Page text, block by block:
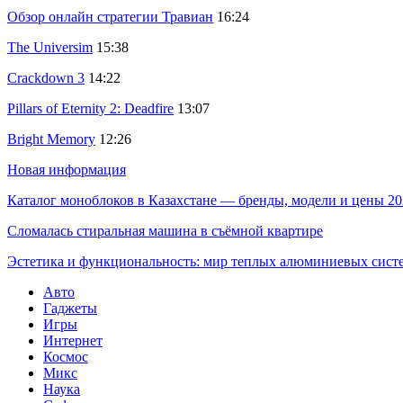
Обзор онлайн стратегии Травиан 16:24
The Universim 15:38
Crackdown 3 14:22
Pillars of Eternity 2: Deadfire 13:07
Bright Memory 12:26
Новая информация
Каталог моноблоков в Казахстане — бренды, модели и цены
Сломалась стиральная машина в съёмной квартире
Эстетика и функциональность: мир теплых алюминиевых
Авто
Гаджеты
Игры
Интернет
Космос
Микс
Наука